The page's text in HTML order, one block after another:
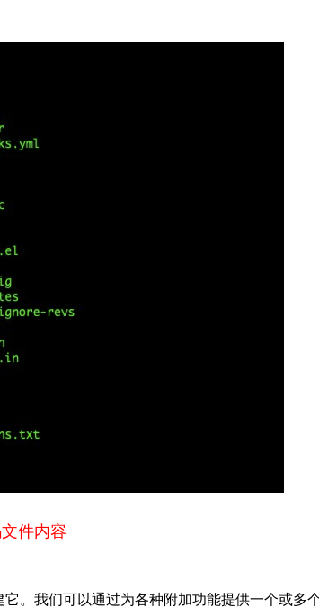
件内容
。我们可以通过为各种附加功能提供一个或多